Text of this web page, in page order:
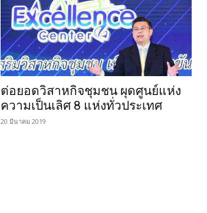
ต่อยอดวิสาหกิจชุมชน ผุดศูนย์แห่ง
ความเป็นเลิศ 8 แห่งทั่วประเทศ
20 มีนาคม 2019